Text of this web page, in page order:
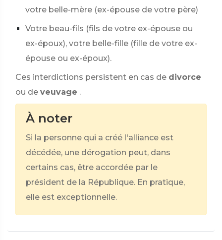
votre belle-mère (ex-épouse de votre père)
Votre beau-fils (fils de votre ex-épouse ou
ex-époux), votre belle-fille (fille de votre ex-
épouse ou ex-époux).
Ces interdictions persistent en cas de divorce
ou de veuvage .
À noter
Si la personne qui a créé l'alliance est
décédée, une dérogation peut, dans
certains cas, être accordée par le
président de la République. En pratique,
elle est exceptionnelle.